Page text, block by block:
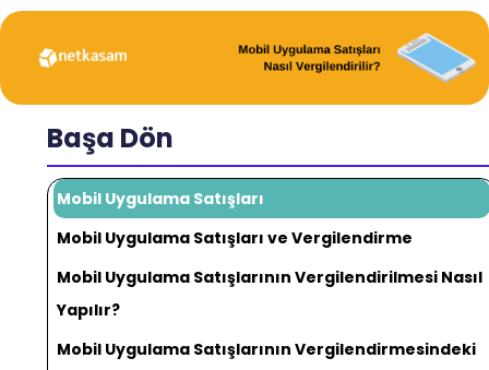
Başa Dön
Mobil Uygulama Satışları
Mobil Uygulama Satışları ve Vergilendirme
Mobil Uygulama Satışlarının Vergilendirilmesi Nasıl
Yapılır?
Mobil Uygulama Satışlarının Vergilendirmesindeki